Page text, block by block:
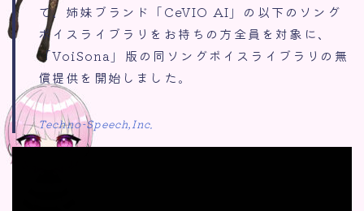
て、姉妹ブランド「CeVIO AI」の以下のソング
ボイスライブラリをお持ちの方全員を対象に、
「VoiSona」版の同ソングボイスライブラリの無
償提供を開始しました。
Techno-Speech,Inc.